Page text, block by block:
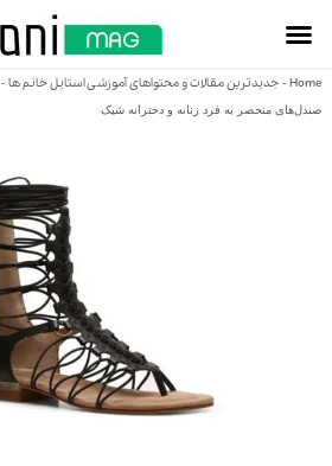
Home
- جدیدترین مقالات و محتواهای آموزشی استایل خانم ها-
صندل‌های منحصر به فرد زنانه و دخترانه شیک